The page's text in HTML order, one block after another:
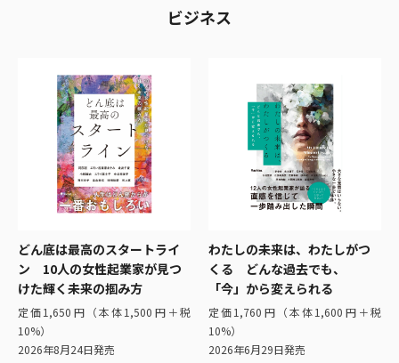
ビジネス
どん底は最高のスタートライ
ン 10人の女性起業家が見つ
けた輝く未来の掴み方
定価1,650円（本体1,500円＋税
10%）
2026年8月24日発売
わたしの未来は、わたしがつ
くる どんな過去でも、
「今」から変えられる
定価1,760円（本体1,600円＋税
10%）
2026年6月29日発売